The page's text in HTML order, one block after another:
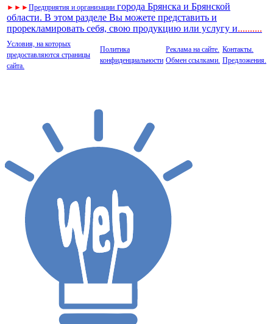
► ► ►Предприятия и организации города Брянска и Брянской
области. В этом разделе Вы можете представить и
прорекламировать себя, свою продукцию или услугу и..........
Условия, на которых
предоставляются страницы
сайта.
Политика
конфиденциальности
Реклама на сайте.
Обмен ссылками.
Контакты.
Предложения.